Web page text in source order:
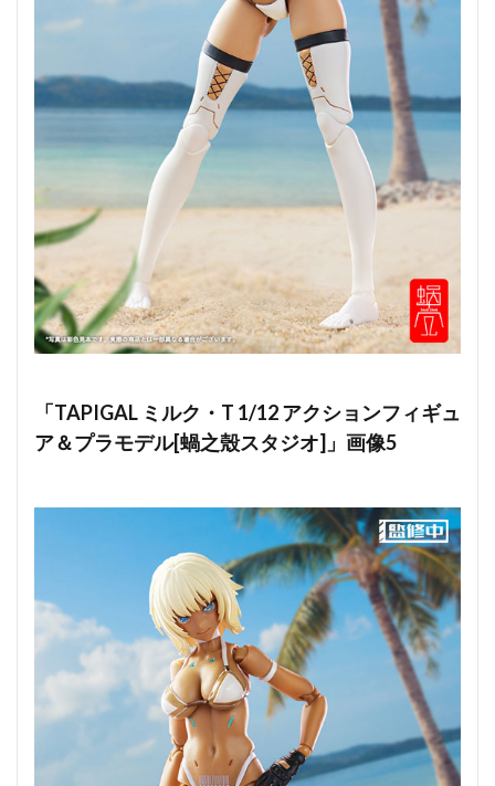
「TAPIGAL ミルク・T 1/12 アクションフィギュ
ア＆プラモデル[蝸之殼スタジオ]」画像5